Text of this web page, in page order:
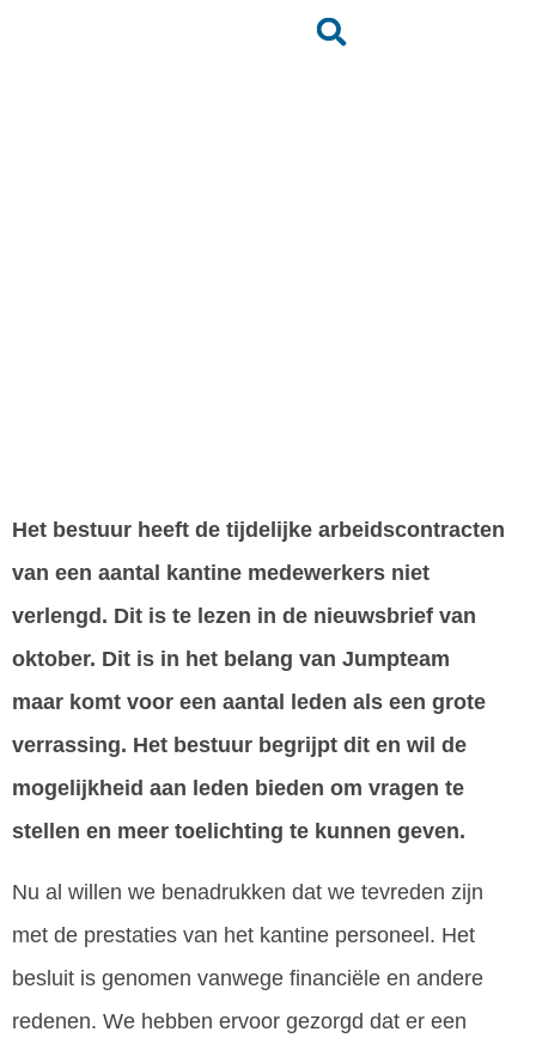
Het bestuur heeft de tijdelijke arbeidscontracten
van een aantal kantine medewerkers niet
verlengd. Dit is te lezen in de nieuwsbrief van
oktober. Dit is in het belang van Jumpteam
maar komt voor een aantal leden als een grote
verrassing. Het bestuur begrijpt dit en wil de
mogelijkheid aan leden bieden om vragen te
stellen en meer toelichting te kunnen geven.
Nu al willen we benadrukken dat we tevreden zijn
met de prestaties van het kantine personeel. Het
besluit is genomen vanwege financiële en andere
redenen. We hebben ervoor gezorgd dat er een